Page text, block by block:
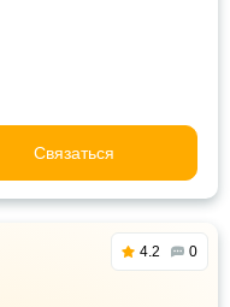
Связаться
4.2 0